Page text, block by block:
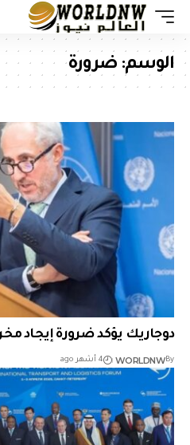
الوسم: ضرورة
دوجاريك يؤكد ضرورة إيجاد
By
WORLDNW 4 أشهر ago